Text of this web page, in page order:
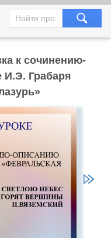
к сочинению-
И.Э. Грабаря